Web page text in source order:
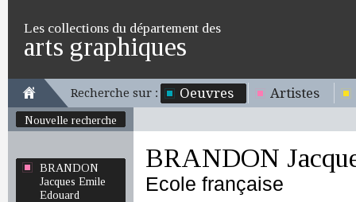
Les collections du département des
arts graphiques
Recherche sur : Oeuvres Artistes
Nouvelle recherche
BRANDON
Jacques Emile
Edouard
BRANDON
Ecole française